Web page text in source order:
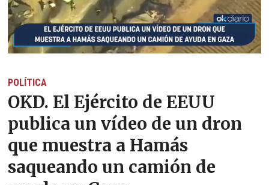
POLÍTICA
OKD. El Ejército de EEUU
publica un vídeo de un dron
que muestra a Hamás
saqueando un camión de